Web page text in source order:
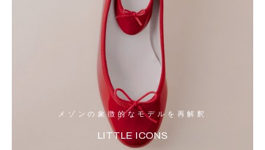
メゾンの象徴的なモデルを再解釈
LITTLE ICONS